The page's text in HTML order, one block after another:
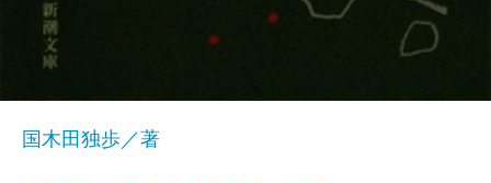
国木田独歩／著